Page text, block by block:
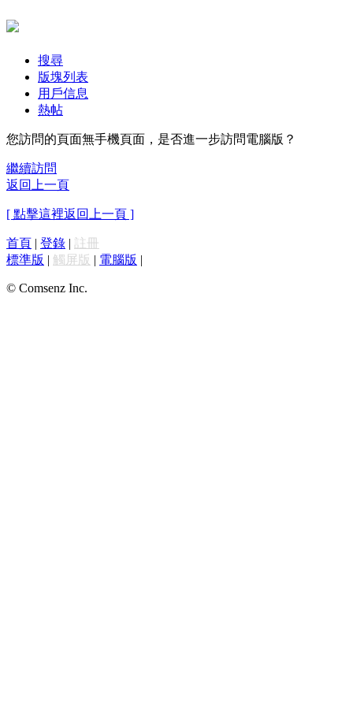
搜尋
版塊列表
用戶信息
熱帖
您訪問的頁面無手機頁面，是否進一步訪問電腦版？
繼續訪問
返回上一頁
[ 點擊這裡返回上一頁 ]
首頁 | 登錄 | 註冊
標準版 | 觸屏版 | 電腦版 |
© Comsenz Inc.